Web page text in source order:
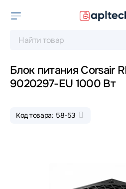
Блок питания Corsair
9020297-EU 1000 Вт
Код товара: 58-53